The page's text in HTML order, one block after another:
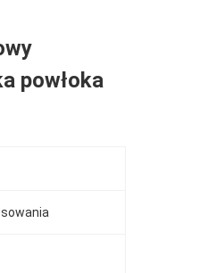
powłoka